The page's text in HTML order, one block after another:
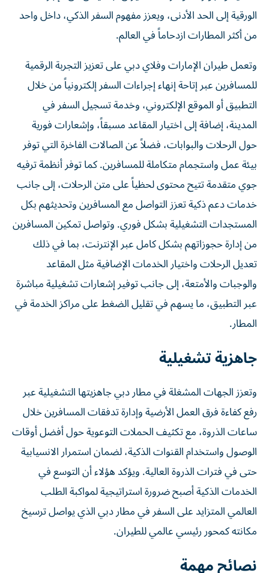
الورقية إلى الحد الأدنى، ويعزز مفهوم السفر الذكي، داخل واحد
من أكثر المطارات ازدحاماً في العالم.
وتعمل طيران الإمارات وفلاي دبي على تعزيز التجربة الرقمية
للمسافرين عبر إتاحة إنهاء إجراءات السفر إلكترونياً من خلال
التطبيق أو الموقع الإلكتروني، وخدمة تسجيل السفر في
المدينة، إضافة إلى اختيار المقاعد مسبقاً، وإشعارات فورية
حول الرحلات والبوابات، فضلاً عن الصالات الفاخرة التي توفر
بيئة عمل واستجمام متكاملة للمسافرين. كما توفر أنظمة ترفيه
جوي متقدمة تتيح محتوى لحظياً على متن الرحلات، إلى جانب
خدمات دعم ذكية تعزز التواصل مع المسافرين وتحديثهم بكل
المستجدات التشغيلية بشكل فوري. وتواصل تمكين المسافرين
من إدارة حجوزاتهم بشكل كامل عبر الإنترنت، بما في ذلك
تعديل الرحلات واختيار الخدمات الإضافية مثل المقاعد
والوجبات والأمتعة، إلى جانب توفير إشعارات تشغيلية مباشرة
عبر التطبيق، ما يسهم في تقليل الضغط على مراكز الخدمة في
المطار.
جاهزية تشغيلية
وتعزز الجهات المشغلة في مطار دبي جاهزيتها التشغيلية عبر
رفع كفاءة فرق العمل الأرضية وإدارة تدفقات المسافرين خلال
ساعات الذروة، مع تكثيف الحملات التوعوية حول أفضل أوقات
الوصول واستخدام القنوات الذكية، لضمان استمرار الانسيابية
حتى في فترات الذروة العالية. ويؤكد هؤلاء أن التوسع في
الخدمات الذكية أصبح ضرورة استراتيجية لمواكبة الطلب
العالمي المتزايد على السفر في مطار دبي الذي يواصل ترسيخ
مكانته كمحور رئيسي عالمي للطيران.
نصائح مهمة